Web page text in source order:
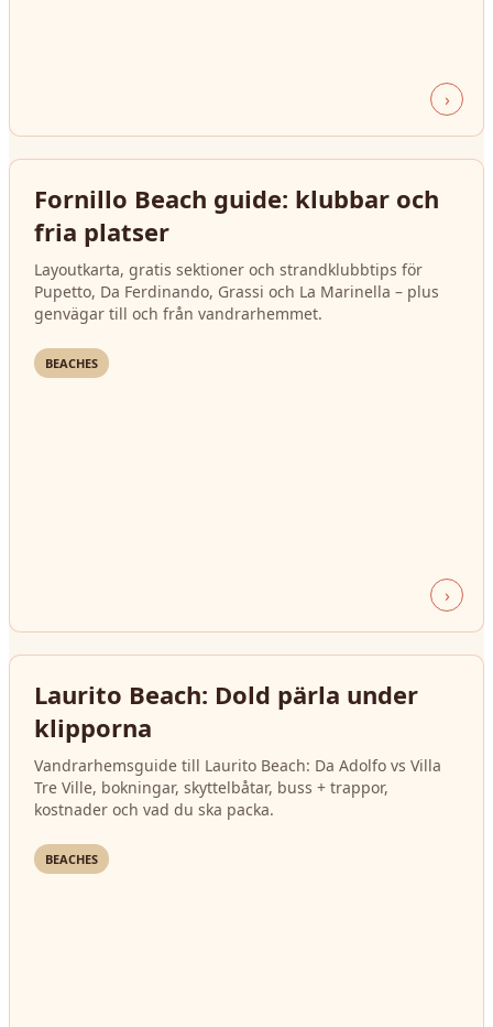
›
Fornillo Beach guide: klubbar och
fria platser
Layoutkarta, gratis sektioner och strandklubbtips för
Pupetto, Da Ferdinando, Grassi och La Marinella – plus
genvägar till och från vandrarhemmet.
BEACHES
›
Laurito Beach: Dold pärla under
klipporna
Vandrarhemsguide till Laurito Beach: Da Adolfo vs Villa
Tre Ville, bokningar, skyttelbåtar, buss + trappor,
kostnader och vad du ska packa.
BEACHES